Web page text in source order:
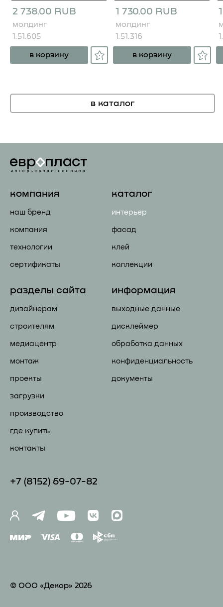
2 738.00 RUB
молдинг
1.51.605
в корзину
1 730.00 RUB
молдинг
1.51.316
в корзину
в каталог
компания
наш бренд
компания
технологии
сертификаты
каталог
интерьер
фасад
клей
коллекции
разделы сайта
дизайнерам
строителям
медиацентр
монтаж
проекты
загрузки
производство
где купить
контакты
информация
выходные данные
дисклеймер
обработка данных
конфиденциальность
документы
+7 (81 52) 69-07-82
© ООО «Декор» 2026